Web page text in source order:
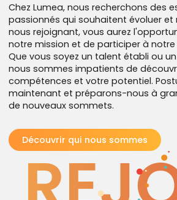
Chez Lumea, nous recherchons des
passionnés qui souhaitent évoluer et
nous rejoignant, vous aurez
notre mission et de participer à
Que vous soyez un talent établi ou
nous sommes impatients de
compétences et votre potentiel.
maintenant et préparons-nous à
de nouveaux sommets.
Découvrir qui nous sommes